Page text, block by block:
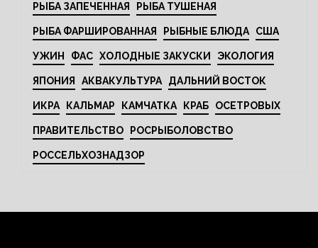
РЫБА ЗАПЕЧЕННАЯ РЫБА ТУШЕНАЯ
РЫБА ФАРШИРОВАННАЯ РЫБНЫЕ БЛЮДА США
УЖИН ФАС ХОЛОДНЫЕ ЗАКУСКИ ЭКОЛОГИЯ
ЯПОНИЯ АКВАКУЛЬТУРА ДАЛЬНИЙ ВОСТОК
ИКРА КАЛЬМАР КАМЧАТКА КРАБ ОСЕТРОВЫХ
ПРАВИТЕЛЬСТВО РОСРЫБОЛОВСТВО
РОССЕЛЬХОЗНАДЗОР